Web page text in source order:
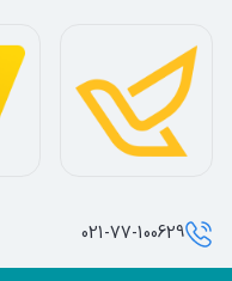
021-77-100629